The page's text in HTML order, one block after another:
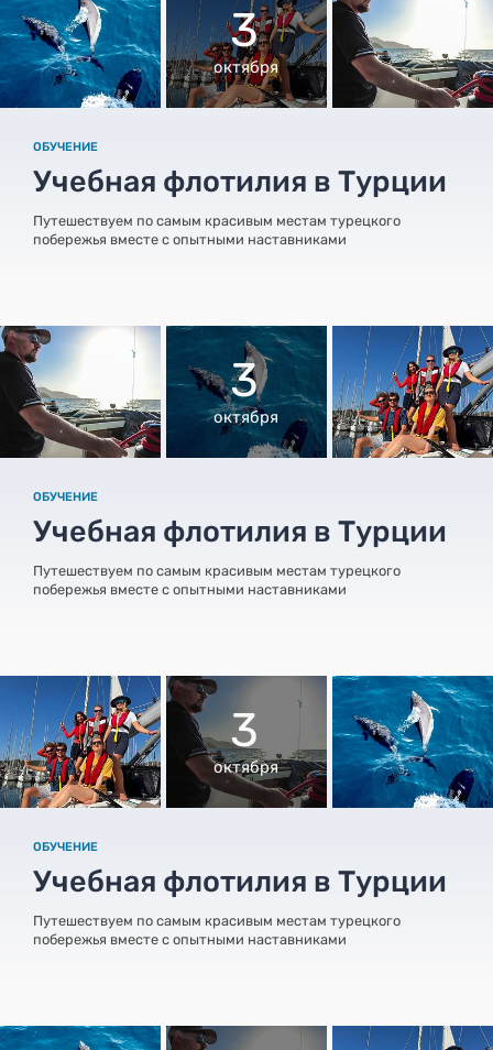
3
октября
ОБУЧЕНИЕ
Учебная флотилия в Турции
Путешествуем по самым красивым местам турецкого
побережья вместе с опытными наставниками
3
октября
ОБУЧЕНИЕ
Учебная флотилия в Турции
Путешествуем по самым красивым местам турецкого
побережья вместе с опытными наставниками
3
октября
ОБУЧЕНИЕ
Учебная флотилия в Турции
Путешествуем по самым красивым местам турецкого
побережья вместе с опытными наставниками